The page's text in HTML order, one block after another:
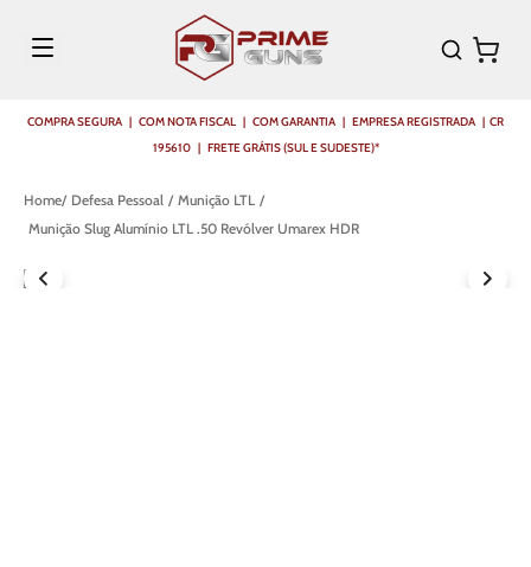
COMPRA SEGURA | COM NOTA FISCAL | COM GARANTIA | EMPRESA REGISTRADA | CR
195610 | FRETE GRÁTIS (SUL E SUDESTE)*
Defesa Pessoal
Munição LTL
Munição Slug Alumínio LTL .50 Revólver Umarex HDR